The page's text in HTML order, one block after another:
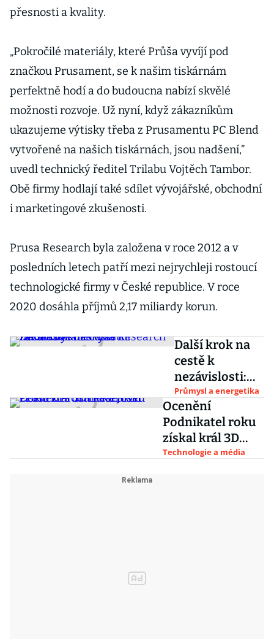
přesnosti a kvality.
„Pokročilé materiály, které Průša vyvíjí pod
značkou Prusament, se k našim tiskárnám
perfektně hodí a do budoucna nabízí skvělé
možnosti rozvoje. Už nyní, když zákazníkům
ukazujeme výtisky třeba z Prusamentu PC Blend
vytvořené na našich tiskárnách, jsou nadšení,”
uvedl technický ředitel Trilabu Vojtěch Tambor.
Obě firmy hodlají také sdílet vývojářské, obchodní
i marketingové zkušenosti.
Prusa Research byla založena v roce 2012 a v
posledních letech patří mezi nejrychleji rostoucí
technologické firmy v České republice. V roce
2020 dosáhla příjmů 2,17 miliardy korun.
Další krok na
cestě k
nezávislosti:
Prusa Research
začíná vyrábět
vlastní
základové
desky
Průmysl a energetika
Ocenění
Podnikatel roku
získal král 3D
tisku Josef Průša
Technologie a média